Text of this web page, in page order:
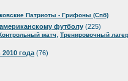
Патриоты - Грифоны (Спб)
футболу (225)
матч Тренировочный
года (76)